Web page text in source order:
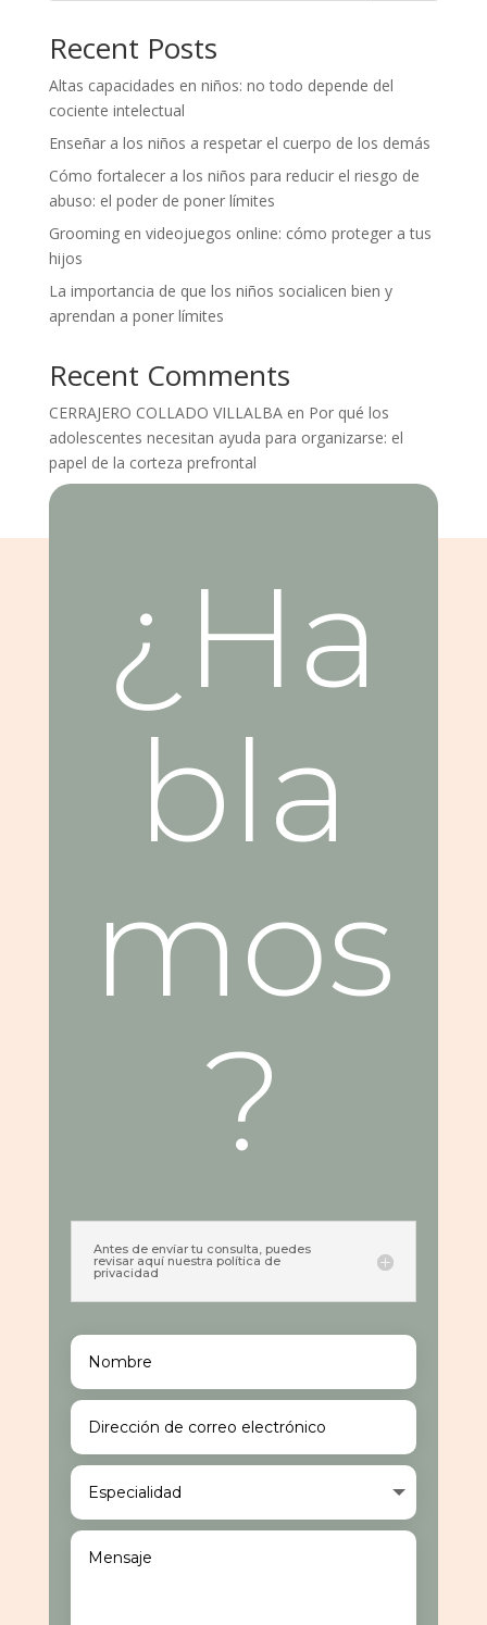
Recent Posts
Altas capacidades en niños: no todo depende del
cociente intelectual
Enseñar a los niños a respetar el cuerpo de los demás
Cómo fortalecer a los niños para reducir el riesgo de
abuso: el poder de poner límites
Grooming en videojuegos online: cómo proteger a tus
hijos
La importancia de que los niños socialicen bien y
aprendan a poner límites
Recent Comments
CERRAJERO COLLADO VILLALBAen Por qué los
adolescentes necesitan ayuda para organizarse: el
papel de la corteza prefrontal
¿Ha
bla
mos
?
Antes de envíar tu consulta, puedes
revisar aquí nuestra política de
privacidad